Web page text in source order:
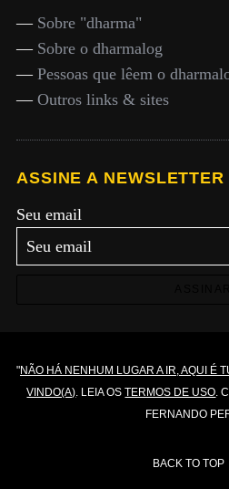
— Sobre "dharma"
— Sobre o dharmalog
— Pessoas que lêem o
— Outros links & sites
ASSINE A NEWSLETTER
Seu email
"NÃO HÁ NENHUM LUGAR A IR, AQUI É
VINDO(A). LEIA OSTERMOS DE USO.
FERNANDO
BACK TO TOP